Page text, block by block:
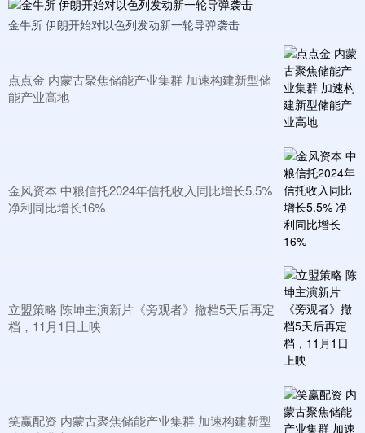
金牛所 伊朗开始对以色列发动新一轮导弹袭击
点点金 内蒙古聚焦储能产业集群 加速构建新型储
能产业高地
金风资本 中粮信托2024年信托收入同比增长5.5%
净利同比增长16%
立盟策略 陈坤主演新片《旁观者》撤档5天后再定
档，11月1日上映
笑赢配资 内蒙古聚焦储能产业集群 加速构建新型